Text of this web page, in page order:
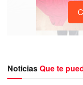
NoticiasQue te